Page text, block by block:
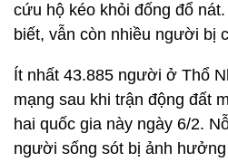
cứu hộ kéo khỏi đống đổ
biết, vẫn còn nhiều người bị
Ít nhất 43.885 người ở Thổ
mạng sau khi trận động đất
hai quốc gia này ngày 6/2.
người sống sót bị ảnh